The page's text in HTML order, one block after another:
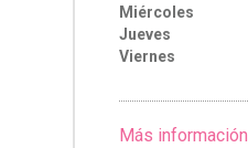
Miércoles
Jueves
Viernes
Más información